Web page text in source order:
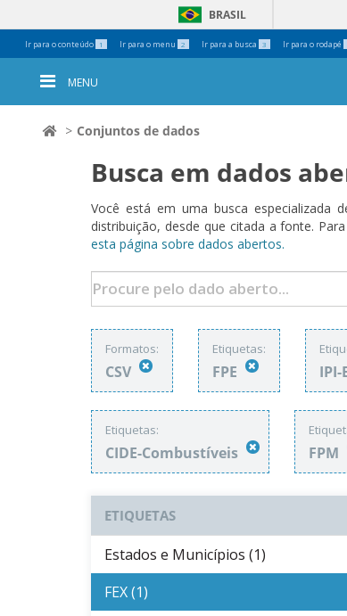
Ir para o conteúdo 1 Ir para o menu 2 Ir para a busca 3 Ir para o rodapé
BRASIL
Ferramentas
Pessoais
MENU
Conjuntos de dados
Busca em dados
Você está em uma busca especializada
distribuição, desde que citada a fonte.
esta página sobre dados abertos.
Formatos:
CSV
Etiquetas:
FPE
Etiquetas:
CIDE-Combustíveis FPM
ETIQUETAS
Estados e Municípios (1)
FEX (1)